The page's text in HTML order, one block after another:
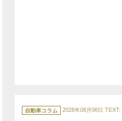
テ
ゴ
自動車コラム 2026年08月06日 TEXT: